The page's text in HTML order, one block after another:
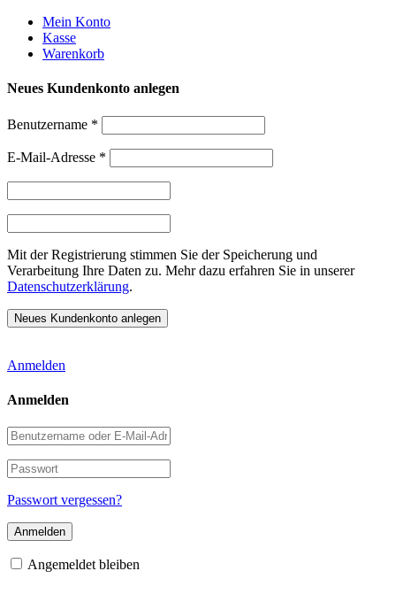
Weiter
zum
Inhalt
Mein Konto
Kasse
Warenkorb
Neues Kundenkonto anlegen
Benutzername *
E-Mail-Adresse *
Mit der Registrierung stimmen Sie der Speicherung und
Verarbeitung Ihre Daten zu. Mehr dazu erfahren Sie in unserer
Datenschutzerklärung.
Anmelden
Anmelden
Benutzername
oder
E-
Mail-
Adresse
Passwort
Passwort vergessen?
Angemeldet bleiben